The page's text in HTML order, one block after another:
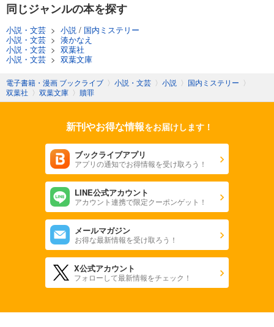
同じジャンルの本を探す
小説・文芸 > 小説 / 国内ミステリー
小説・文芸 > 湊かなえ
小説・文芸 > 双葉社
小説・文芸 > 双葉文庫
電子書籍・漫画 ブックライブ 〉 小説・文芸 〉 小説 〉 国内ミステリー 〉
双葉社 〉 双葉文庫 〉 贖罪
新刊やお得な情報をお届けします！
ブックライブアプリ
アプリの通知でお得情報を受け取ろう！
LINE公式アカウント
アカウント連携で限定クーポンゲット！
メールマガジン
お得な最新情報を受け取ろう！
X公式アカウント
フォローして最新情報をチェック！